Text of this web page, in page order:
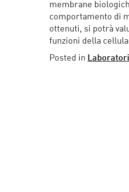
membrane
comportamento di
ottenuti, si potrà
funzioni della
Posted in